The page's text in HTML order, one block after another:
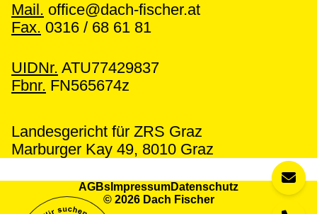
Mail. office@dach-fischer.at
Fax. 0316 / 68 61 81
UIDNr. ATU77429837
Fbnr. FN565674z
Landesgericht für ZRS Graz
Marburger Kay 49, 8010 Graz
AGBs ImpressumDatenschutz
© 2026 Dach Fischer